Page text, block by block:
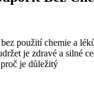
použití chemie a
je zdravé a silné